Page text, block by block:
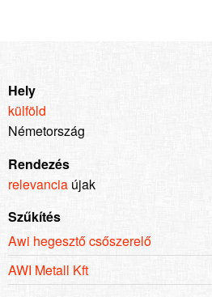
Hely
külföld
Németország
Rendezés
relevancia újak
Szűkítés
Awi hegesztő csőszerelő
AWI Metall Kft